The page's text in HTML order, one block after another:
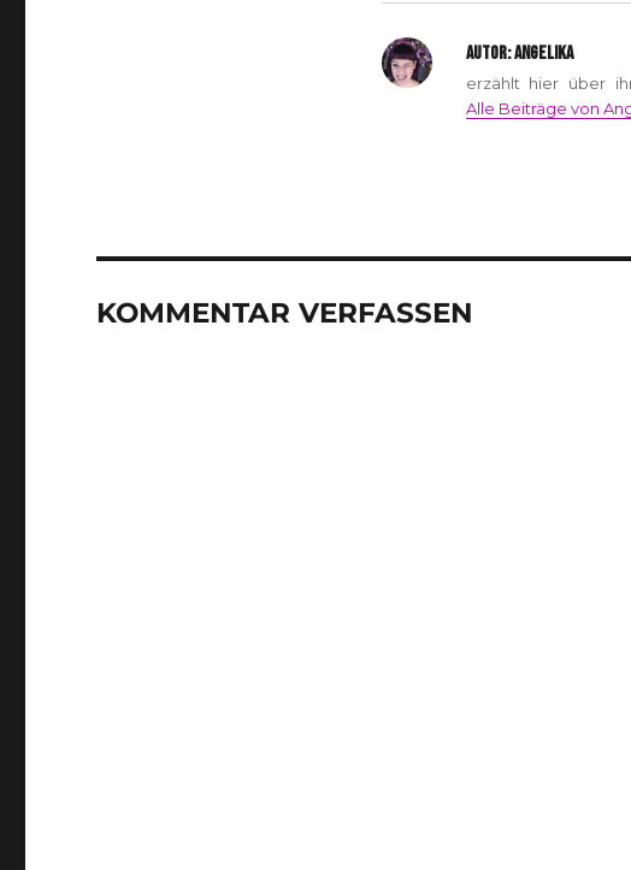
AUTOR:ANGELIKA
erzählt hier über
Alle Beiträge von
KOMMENTAR VERFASSEN